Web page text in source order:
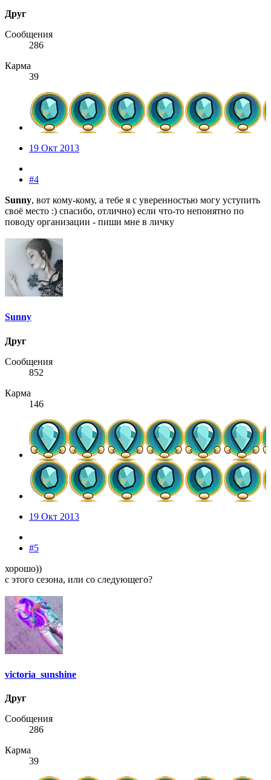
Друг
Сообщения
286
Карма
39
19 Окт 2013
#4
Sunny, вот кому-кому, а тебе я с уверенностью могу уступить
своё место :) спасибо, отлично) если что-то непонятно по
поводу организации - пиши мне в личку
Sunny
Друг
Сообщения
852
Карма
146
19 Окт 2013
#5
хорошо))
с этого сезона, или со следующего?
victoria_sunshine
Друг
Сообщения
286
Карма
39